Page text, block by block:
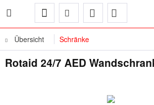
Übersicht Schränke
Rotaid 24/7 AED